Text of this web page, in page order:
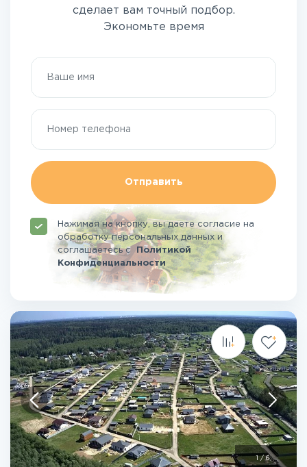
сделает вам точный подбор.
Экономьте время
Отправить
Нажимая на кнопку, вы даете согласие на
обработку персональных данных и
соглашаетесьсПолитикой
Конфиденциальности
/6